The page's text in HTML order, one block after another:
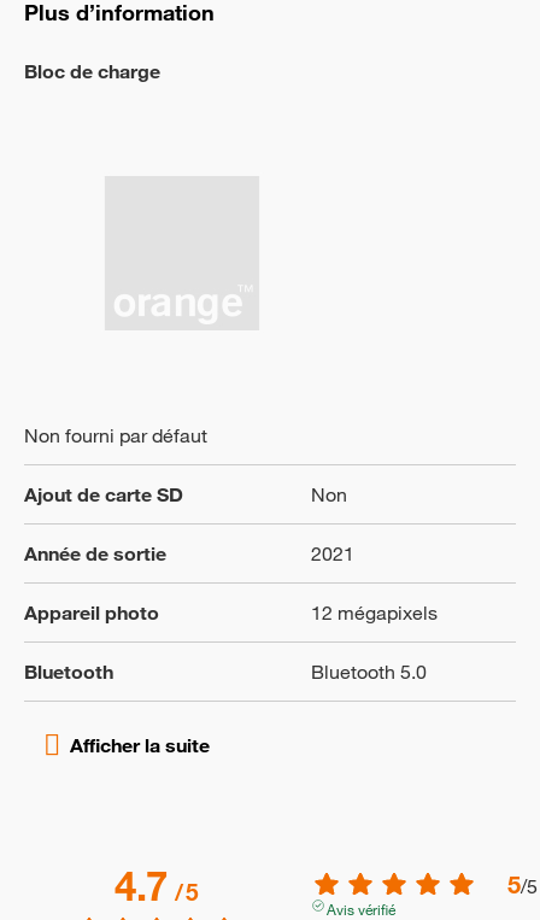
Plus d’information
Bloc de charge
Non fourni par défaut
Ajout de carte SD Non
Année de sortie 2021
Appareil photo 12 mégapixels
Bluetooth Bluetooth 5.0
4.7/5 5/5
Avis vérifié